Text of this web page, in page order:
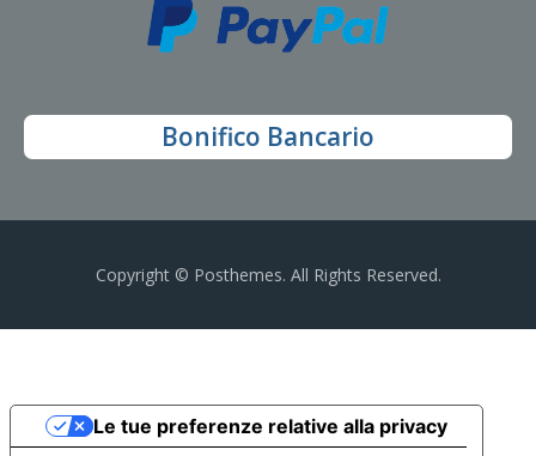
Bonifico Bancario
Copyright © Posthemes. All Rights Reserved.
Le tue preferenze relative alla privacy